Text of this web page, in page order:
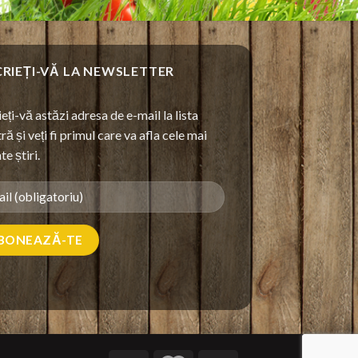
VĂ LA NEWSLETTER
vă astăzi adresa de e-mail la lista
și veți fi primul care va afla cele mai
știri.